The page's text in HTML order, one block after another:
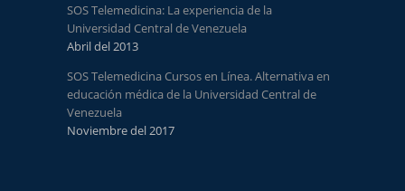
SOS Telemedicina: La experiencia de la
Universidad Central de Venezuela
Abril del 2013
SOS Telemedicina Cursos en Línea. Alternativa en
educación médica de la Universidad Central de
Venezuela
Noviembre del 2017